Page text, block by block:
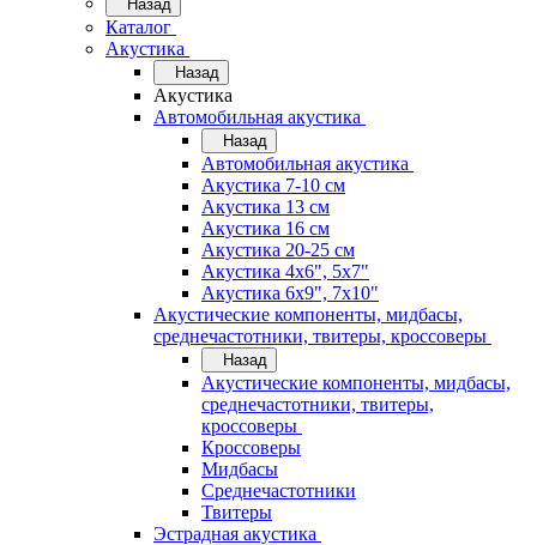
Назад
Каталог
Акустика
Назад
Акустика
Автомобильная акустика
Назад
Автомобильная акустика
Акустика 7-10 см
Акустика 13 см
Акустика 16 см
Акустика 20-25 см
Акустика 4х6", 5х7"
Акустика 6х9", 7х10"
Акустические компоненты, мидбасы,
среднечастотники, твитеры, кроссоверы
Назад
Акустические компоненты, мидбасы,
среднечастотники, твитеры,
кроссоверы
Кроссоверы
Мидбасы
Среднечастотники
Твитеры
Эстрадная акустика